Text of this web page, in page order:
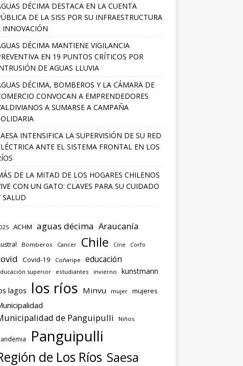
DÉCIMA DESTACA EN LA CUENTA
DE LA SISS POR SU INFRAESTRUCTURA
INNOVACIÓN
DÉCIMA MANTIENE VIGILANCIA
EN 19 PUNTOS CRÍTICOS POR
DE AGUAS LLUVIA
DÉCIMA, BOMBEROS Y LA CÁMARA DE
CONVOCAN A EMPRENDEDORES
A SUMARSE A CAMPAÑA
INTENSIFICA LA SUPERVISIÓN DE SU RED
ANTE EL SISTEMA FRONTAL EN LOS
DE LA MITAD DE LOS HOGARES CHILENOS
CON UN GATO: CLAVES PARA SU CUIDADO
SALUD
ACHM aguas décima Araucanía
Bomberos Cancer Chile Cine Corfo
Covid-19 Coñaripe educación
superior estudiantes invierno kunstmann
lagos los ríos Minvu mujer mujeres
de Panguipulli Niños
Panguipulli
de Los Ríos Saesa